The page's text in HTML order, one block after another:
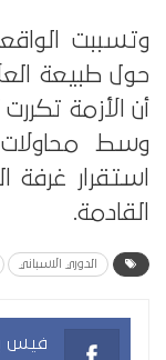
وتسببت
حول طبيعة
أن الأزمة
وسط محاولات
استقرار غرفة
القادمة.
الدوري الاسباني
فيس